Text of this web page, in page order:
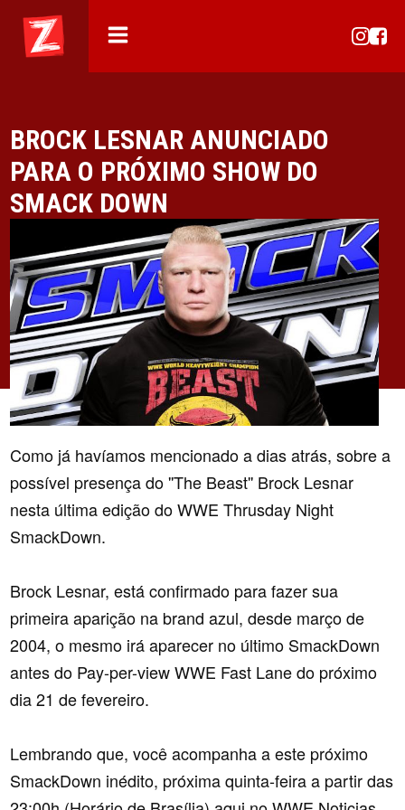
BROCK LESNAR ANUNCIADO
PARA O PRÓXIMO SHOW DO
SMACK DOWN
Como já havíamos mencionado a dias atrás, sobre a
possível presença do ''The Beast'' Brock Lesnar
nesta última edição do WWE Thrusday Night
SmackDown.
Brock Lesnar, está confirmado para fazer sua
primeira aparição na brand azul, desde março de
2004, o mesmo irá aparecer no último SmackDown
antes do Pay-per-view WWE Fast Lane do próximo
dia 21 de fevereiro.
Lembrando que, você acompanha a este próximo
SmackDown inédito, próxima quinta-feira a partir das